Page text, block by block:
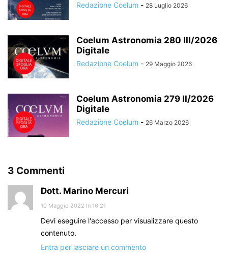
Redazione Coelum - 28 Luglio 2026
Coelum Astronomia 280 III/2026
Digitale
Redazione Coelum - 29 Maggio 2026
Coelum Astronomia 279 II/2026
Digitale
Redazione Coelum - 26 Marzo 2026
3 Commenti
Dott. Marino Mercuri
10 Maggio 2022 In 16:21
Devi eseguire l'accesso per visualizzare questo
contenuto.
Entra per lasciare un commento